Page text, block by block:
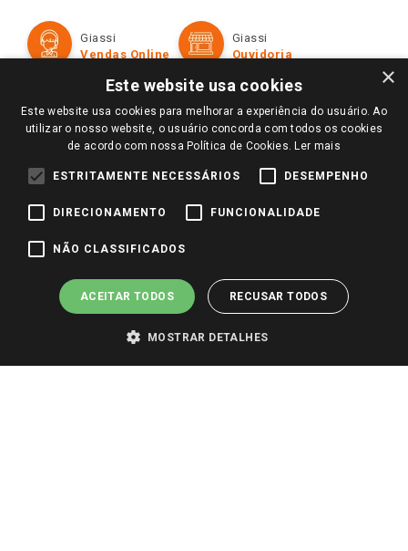
Televendas
Perguntas frequentes
Trabalhe Conosco
Identidade Visual
Formas de Pagamento
Políticas de entrega
Trocas e Devoluções
Giassi
Vendas Online
Giassi
Ouvidoria
Redes Sociais
Pagamento e Segurança
×
Este website usa cookies
Este website usa cookies para melhorar a experiência do usuário. Ao
utilizar o nosso website, o usuário concorda com todos os cookies
de acordo com nossa Política de Cookies. Ler mais
ESTRITAMENTE NECESSÁRIOS DESEMPENHO
DIRECIONAMENTO FUNCIONALIDADE
NÃO CLASSIFICADOS
ACEITAR TODOS RECUSAR TODOS
MOSTRAR DETALHES